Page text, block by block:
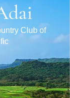
Club of